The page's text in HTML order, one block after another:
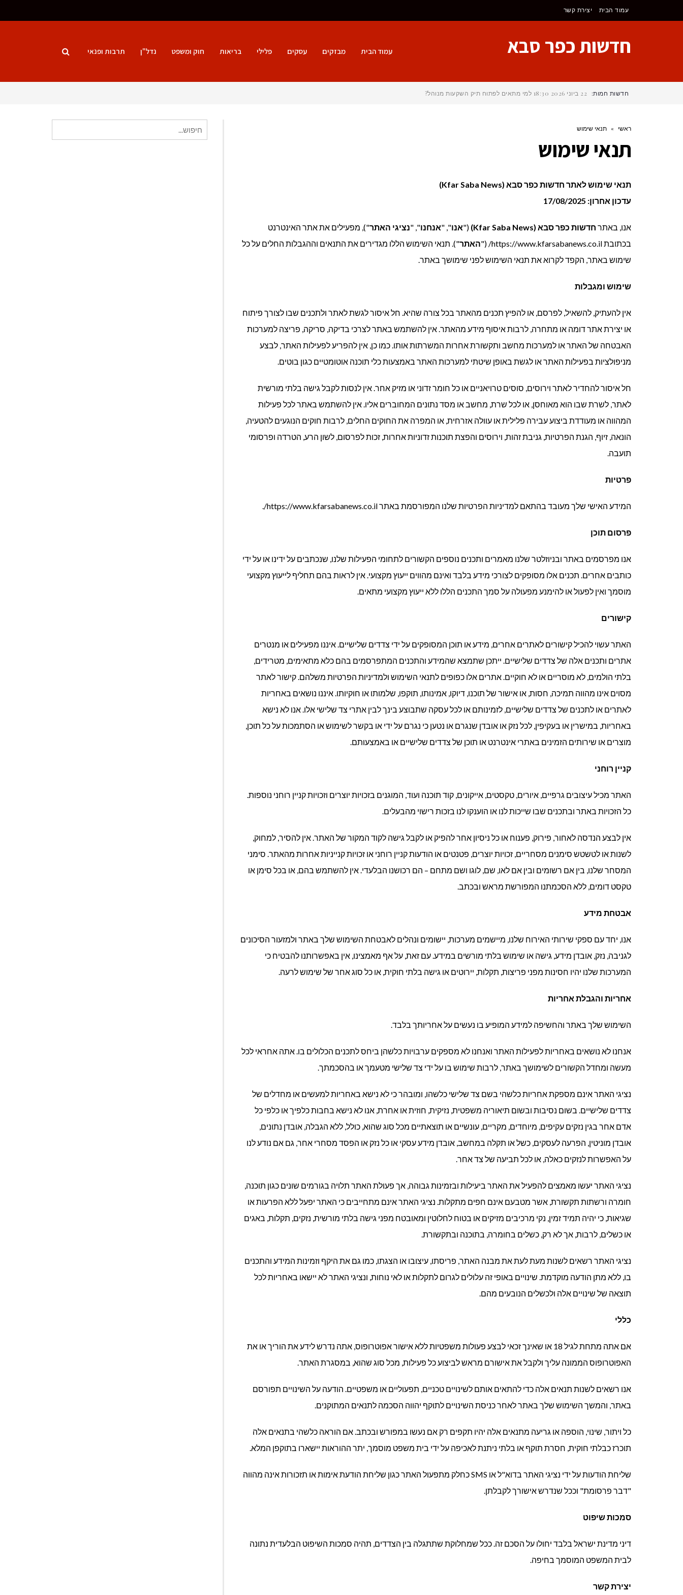
עמוד הבית יצירת קשר
חדשות כפר סבא עמוד הבית מבזקים עסקים פלילי בריאות חוק ומשפט נדל"ן תרבות ופנאי
חדשות חמות: 22 ביוני 2026 18:30 למי מתאים לפתוח תיק השקעות מנוהל?
ראשי » תנאי שימוש
תנאי שימוש
תנאי שימוש לאתר חדשות כפר סבא (Kfar Saba News)
עדכון אחרון: 17/08/2025
אנו, באתר חדשות כפר סבא (Kfar Saba News) ("אנו", "אנחנו", "נציגי האתר"), מפעילים את אתר האינטרנט
בכתובת https://www.kfarsabanews.co.il/ ("
האתר"). תנאי השימוש הללו מגדירים את התנאים וההגבלות החלים על כל
שימוש באתר, הקפד לקרוא את תנאי השימוש לפני שימושך באתר.
שימוש ומגבלות
אין להעתיק, להשאיל, לפרסם, או להפיץ תכנים מהאתר בכל צורה שהיא. חל איסור לגשת לאתר ולתכנים שבו לצורך פיתוח
או יצירת אתר דומה או מתחרה, לרבות איסוף מידע מהאתר. אין להשתמש באתר לצרכי בדיקה, סריקה, פריצה למערכות
האבטחה של האתר או למערכות מחשב ותקשורת אחרות המשרתות אותו. כמו כן, אין להפריע לפעילות האתר, לבצע
מניפולציות בפעילות האתר או לגשת באופן שיטתי למערכות האתר באמצעות כלי תוכנה אוטומטיים כגון בוטים.
חל איסור להחדיר לאתר וירוסים, סוסים טרויאניים או כל חומר זדוני או מזיק אחר. אין לנסות לקבל גישה בלתי מורשית
לאתר, לשרת שבו הוא מאוחסן, או לכל שרת, מחשב או מסד נתונים המחוברים אליו. אין להשתמש באתר לכל פעילות
המהווה או מעודדת ביצוע עבירה פלילית או עוולה אזרחית, או המפרה את החוקים החלים, לרבות חוקים הנוגעים להטעיה,
הונאה, זיוף, הגנת הפרטיות, גניבת זהות, וירוסים והפצת תוכנות זדוניות אחרות, זכות לפרסום, לשון הרע, הטרדה ופרסומי
תועבה.
פרטיות
המידע האישי שלך מעובד בהתאם למדיניות הפרטיות שלנו המפורסמת באתר https://www.kfarsabanews.co.il/.
פרסום תוכן
אנו מפרסמים באתר ובניוזלטר שלנו מאמרים ותכנים נוספים הקשורים לתחומי הפעילות שלנו, שנכתבים על ידינו או על ידי
כותבים אחרים. תכנים אלו מסופקים לצורכי מידע בלבד ואינם מהווים ייעוץ מקצועי. אין לראות בהם תחליף לייעוץ מקצועי
מוסמך ואין לפעול או להימנע מפעולה על סמך התכנים הללו ללא ייעוץ מקצועי מתאים.
קישורים
האתר עשוי להכיל קישורים לאתרים אחרים, מידע או תוכן המסופקים על ידי צדדים שלישיים. איננו מפעילים או מנטרים
אתרים ותכנים אלה של צדדים שלישיים. ייתכן שתמצא שהמידע והתכנים המתפרסמים בהם כלא מתאימים, מטרידים,
בלתי הולמים, לא מוסריים או לא חוקיים. אתרים אלו כפופים לתנאי השימוש ולמדיניות הפרטיות משלהם. קישור לאתר
מסוים אינו מהווה תמיכה, חסות, או אישור של תוכנו, דיוקו, אמינותו, תוקפו, שלמותו או חוקיותו. איננו נושאים באחריות
לאתרים או לתכנים של צדדים שלישיים, לזמינותם או לכל עסקה שתבוצע בינך לבין אתרי צד שלישי אלו. אנו לא נישא
באחריות, במישרין או בעקיפין, לכל נזק או אובדן שנגרם או נטען כי נגרם על ידי או בקשר לשימוש או הסתמכות על כל תוכן,
מוצרים או שירותים הזמינים באתרי אינטרנט או תוכן של צדדים שלישיים או באמצעותם.
קניין רוחני
האתר מכיל עיצובים גרפיים, איורים, טקסטים, אייקונים, קוד תוכנה ועוד, המוגנים בזכויות יוצרים וזכויות קניין רוחני נוספות.
כל הזכויות באתר ובתכנים שבו שייכות לנו או הוענקו לנו בזכות רישוי מהבעלים.
אין לבצע הנדסה לאחור, פירוק, פענוח או כל ניסיון אחר להפיק או לקבל גישה לקוד המקור של האתר. אין להסיר, למחוק,
לשנות או לטשטש סימנים מסחריים, זכויות יוצרים, פטנטים או הודעות קניין רוחני או זכויות קנייניות אחרות מהאתר. סימני
המסחר שלנו, בין אם רשומים ובין אם לאו, שם, לוגו ושם מתחם – הם רכושנו הבלעדי. אין להשתמש בהם, או בכל סימן או
טקסט דומים, ללא הסכמתנו המפורשת מראש ובכתב.
אבטחת מידע
אנו, יחד עם ספקי שירותי האירוח שלנו, מיישמים מערכות, יישומים ונהלים לאבטחת השימוש שלך באתר ולמזעור הסיכונים
לגניבה, נזק, אובדן מידע, גישה או שימוש בלתי מורשים במידע. עם זאת, על אף מאמצינו, אין באפשרותנו להבטיח כי
המערכות שלנו יהיו חסינות מפני פריצות, תקלות, יירוטים או גישה בלתי חוקית, או כל סוג אחר של שימוש לרעה.
אחריות והגבלת אחריות
השימוש שלך באתר והחשיפה למידע המופיע בו נעשים על אחריותך בלבד.
אנחנו לא נושאים באחריות לפעילות האתר ואנחנו לא מספקים ערבויות כלשהן ביחס לתכנים הכלולים בו. אתה אחראי לכל
מעשה ומחדל הקשורים לשימושך באתר, לרבות שימוש בו על ידי צד שלישי מטעמך או בהסכמתך.
נציגי האתר אינם מספקת אחריות כלשהי בשם צד שלישי כלשהו, ומובהר כי לא נישא באחריות למעשים או מחדלים של
צדדים שלישיים. בשום נסיבות ובשום תיאוריה משפטית, נזיקית, חוזית או אחרת, אנו לא נישא בחבות כלפיך או כלפי כל
אדם אחר בגין נזקים עקיפים, מיוחדים, מקריים, עונשיים או תוצאתיים מכל סוג שהוא, כולל, ללא הגבלה, אובדן נתונים,
אובדן מוניטין, הפרעה לעסקים, כשל או תקלה במחשב, אובדן מידע עסקי או כל נזק או הפסד מסחרי אחר, גם אם נודע לנו
על האפשרות לנזקים כאלה, או לכל תביעה של צד אחר.
נציגי האתר יעשו מאמצים להפעיל את האתר ביעילות ובזמינות גבוהה, אך פעולת האתר תלויה בגורמים שונים כגון תוכנה,
חומרה ורשתות תקשורת, אשר מטבעם אינם חפים מתקלות. נציגי האתר אינם מתחייבים כי האתר יפעל ללא הפרעות או
שגיאות, כי יהיה תמיד זמין, נקי מרכיבים מזיקים או בטוח לחלוטין ומאובטח מפני גישה בלתי מורשית, נזקים, תקלות, באגים
או כשלים, לרבות, אך לא רק, כשלים בחומרה, בתוכנה ובתקשורת.
נציגי האתר רשאים לשנות מעת לעת את מבנה האתר, פריסתו, עיצובו או הצגתו, כמו גם את היקף וזמינות המידע והתכנים
בו, ללא מתן הודעה מוקדמת. שינויים באופי זה עלולים לגרום לתקלות או לאי נוחות, ונציגי האתר לא יישאו באחריות לכל
תוצאה של שינויים אלה ולכשלים הנובעים מהם.
כללי
אם אתה מתחת לגיל 18 או שאינך זכאי לבצע פעולות משפטיות ללא אישור אפוטרופוס, אתה נדרש לידע את הוריך או את
האפוטרופוס הממונה עליך ולקבל את אישורם מראש לביצוע כל פעילות, מכל סוג שהוא, במסגרת האתר.
אנו רשאים לשנות תנאים אלה כדי להתאים אותם לשינויים טכניים, תפעוליים או משפטיים. הודעה על השינויים תפורסם
באתר, והמשך השימוש שלך באתר לאחר כניסת השינויים לתוקף יהווה הסכמה לתנאים המתוקנים.
כל ויתור, שינוי, הוספה או גריעה מתנאים אלה יהיו תקפים רק אם נעשו במפורש ובכתב. אם הוראה כלשהי בתנאים אלה
תוכרז כבלתי חוקית, חסרת תוקף או בלתי ניתנת לאכיפה על ידי בית משפט מוסמך, יתר ההוראות יישארו בתוקפן המלא.
שליחת הודעות על ידי נציגי האתר בדוא"ל או SMS כחלק מתפעול האתר כגון שליחת הודעת אימות או תזכורות אינה מהווה
"דבר פרסומת" וככל שנדרש אישורך לקבלתן.
סמכות שיפוט
דיני מדינת ישראל בלבד יחולו על הסכם זה. ככל שמחלוקת שתתגלה בין הצדדים, תהיה סמכות השיפוט הבלעדית נתונה
לבית המשפט המוסמך בחיפה.
יצירת קשר
עבור: